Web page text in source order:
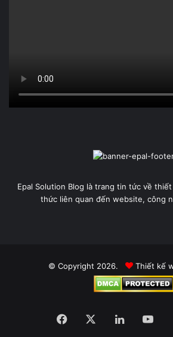
Epal Solution Blog là trang tin tức về
thức liên quan đến website, công
© Copyright 2026. Thiết kế
Facebook LinkedIn